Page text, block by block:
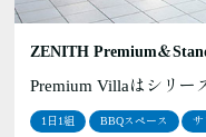
ZENITH Premium＆
Premium Villaはシリ
1日1組 BBQスペース サ